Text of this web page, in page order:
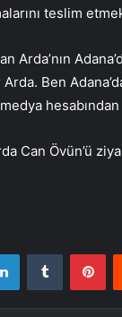
teslim
Arda’nın
Ben
hesabından
Can Övün’ü
LinkedInTumblr